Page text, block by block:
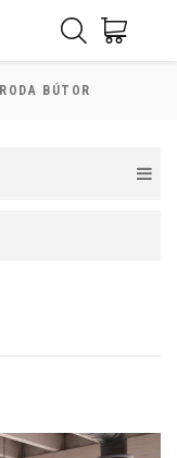
IRODA BÚTOR